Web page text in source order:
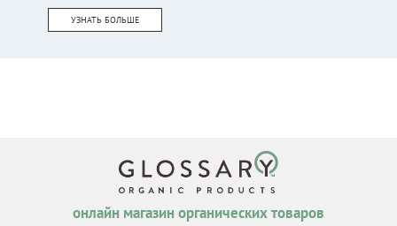
УЗНАТЬ БОЛЬШЕ
онлайн магазин органических товаров